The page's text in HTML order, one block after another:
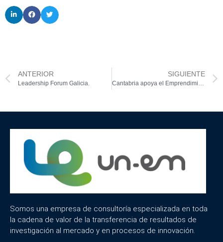
ANTERIOR
Leadership Forum Galicia.
SIGUIENTE
Cantabria apoya el Emprendimiento.
Somos una empresa de consultoría especializada en toda
la cadena de valor de la transferencia de resultados de
investigación al mercado y en procesos de innovación.